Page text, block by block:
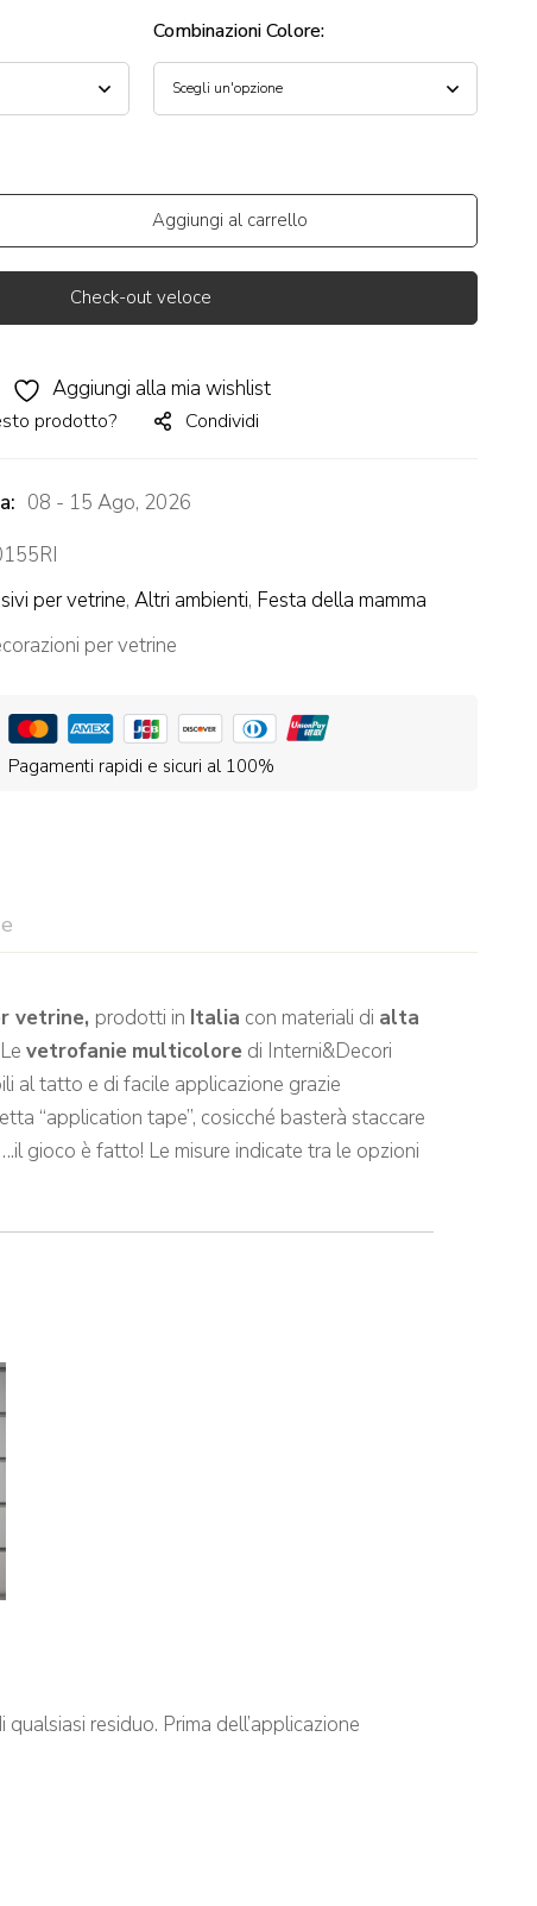
Combinazioni Colore:
Aggiungi al carrello
Check-out veloce
Aggiungi alla mia wishlist
prodotto? Condividi
08 - 15 Ago, 2026
per vetrine, Altri ambienti, Festa della mamma
per vetrine
Pagamenti rapidi e sicuri al 100%
vetrine, prodotti in Italia con materiali di alta
vetrofanie multicolore di Interni&Decori
al tatto e di facile applicazione grazie
“application tape”, cosicché basterà staccare
gioco è fatto! Le misure indicate tra le opzioni
residuo. Prima dell’applicazione